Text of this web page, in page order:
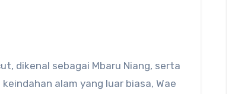
dikenal sebagai Mbaru Niang, serta
alam yang luar biasa, Wae